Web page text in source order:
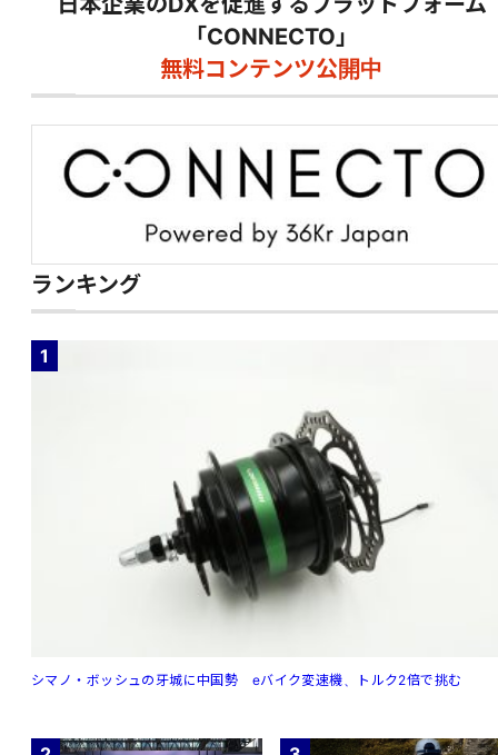
「CONNECTO」
無料コンテンツ公開中
ランキング
1
シマノ・ボッシュの牙城に中国勢 eバイク変速機、トルク2倍で挑む